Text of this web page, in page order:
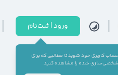
ورود | ثبت‌نام
کاربری خود شوید تا مطالبی که برای
شده را مشاهده کنید.